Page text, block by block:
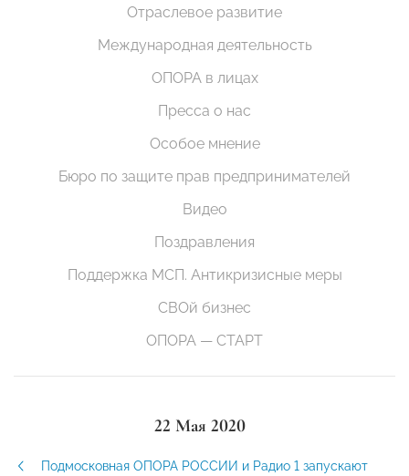
Отраслевое развитие
Международная деятельность
ОПОРА в лицах
Пресса о нас
Особое мнение
Бюро по защите прав предпринимателей
Видео
Поздравления
Поддержка МСП. Антикризисные меры
СВОй бизнес
ОПОРА — СТАРТ
22 Мая 2020
Подмосковная ОПОРА РОССИИ и Радио 1 запускают